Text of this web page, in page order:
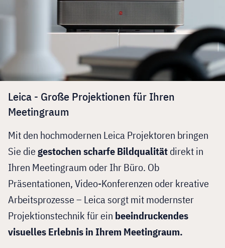
Leica - Große Projektionen für Ihren
Meetingraum
Mit den hochmodernen Leica Projektoren bringen
Sie diegestochen scharfe Bildqualitätdirekt in
Ihren Meetingraum oder Ihr Büro. Ob
Präsentationen, Video-Konferenzen oder kreative
Arbeitsprozesse – Leica sorgt mit modernster
Projektionstechnik für ein beeindruckendes
visuelles Erlebnis in Ihrem Meetingraum.